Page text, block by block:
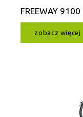
FREEWAY 9100
zobacz więcej